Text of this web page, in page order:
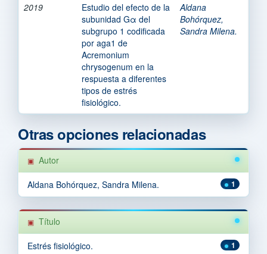
2019
Estudio del efecto de la
subunidad Gα del
subgrupo 1 codificada
por aga1 de
Acremonium
chrysogenum en la
respuesta a diferentes
tipos de estrés
fisiológico.
Aldana
Bohórquez,
Sandra Milena.
Otras opciones relacionadas
Autor
1
Aldana Bohórquez, Sandra Milena.
Título
1
Estrés fisiológico.